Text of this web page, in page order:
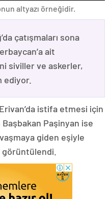
altyazı örneğidir.
çatışmaları sona
ait
siviller ve askerler,
ediyor.
istifa etmesi için
Paşinyan ise
giden eşiyle